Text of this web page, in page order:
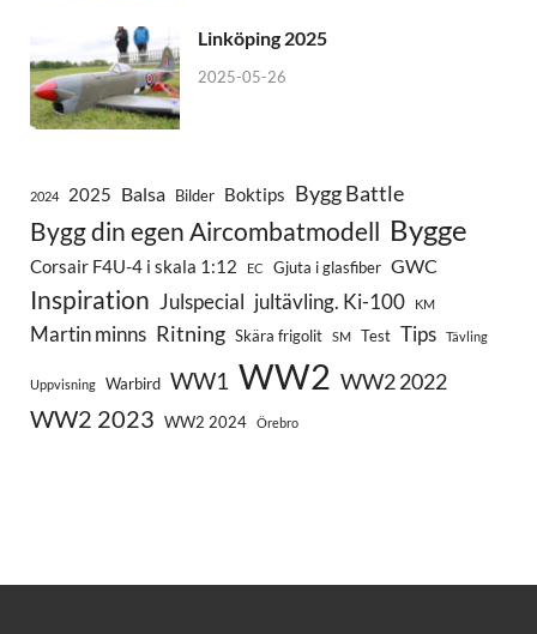
Linköping 2025
2025-05-26
2024 2025 Balsa Bilder Boktips Bygg Battle
Bygg din egen Aircombatmodell Bygge
Corsair F4U-4 i skala 1:12 EC Gjuta i glasfiber GWC
Inspiration Julspecial jultävling. Ki-100 KM
Martin minns Ritning Skära frigolit SM Test Tips Tävling
Uppvisning Warbird WW1 WW2 WW2 2022
WW2 2023 WW2 2024 Örebro